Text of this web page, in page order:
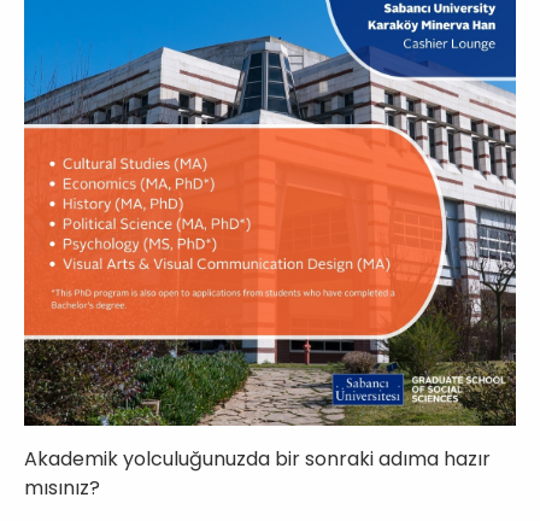
Akademik yolculuğunuzda bir sonraki adıma hazır
mısınız?